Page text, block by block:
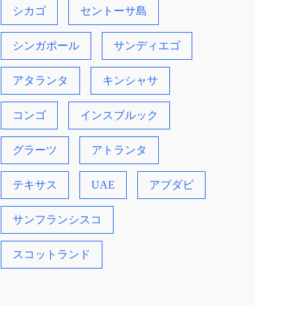
シカゴ セントーサ島
シンガポール サンディエゴ
アタランタ キンシャサ
コンゴ インスブルック
グラーツ アトランタ
テキサス UAE アブダビ
サンフランシスコ
スコットランド